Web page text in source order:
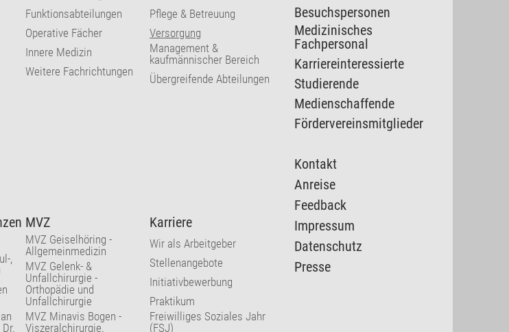
Funktionsabteilungen
Operative Fächer
Innere Medizin
Weitere Fachrichtungen
Pflege & Betreuung
Versorgung
Management &
kaufmännischer Bereich
Übergreifende Abteilungen
,
MVZ
MVZ Geiselhöring -
Allgemeinmedizin
MVZ Gelenk- &
Unfallchirurgie -
Orthopädie und
Unfallchirurgie
MVZ Minavis Bogen -
Viszeralchirurgie,
Karriere
Wir als Arbeitgeber
Stellenangebote
Initiativbewerbung
Praktikum
Freiwilliges Soziales Jahr
(FSJ)
Besuchspersonen
Medizinisches
Fachpersonal
Karriereinteressierte
Studierende
Medienschaffende
Fördervereinsmitglieder
Kontakt
Anreise
Feedback
Impressum
Datenschutz
Presse